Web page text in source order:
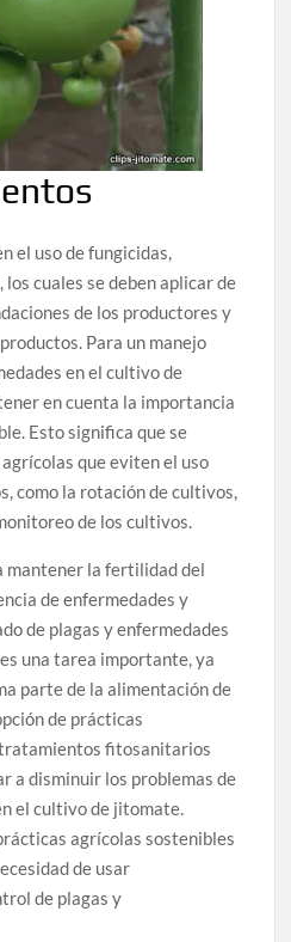
el uso de fungicidas,
cuales se deben aplicar de
de los productores y
Para un manejo
en el cultivo de
en cuenta la importancia
Esto significa que se
que eviten el uso
como la rotación de cultivos,
de los cultivos.
mantener la fertilidad del
de enfermedades y
de plagas y enfermedades
una tarea importante, ya
parte de la alimentación de
de prácticas
fitosanitarios
a disminuir los problemas de
el cultivo de jitomate.
agrícolas sostenibles
de usar
de plagas y